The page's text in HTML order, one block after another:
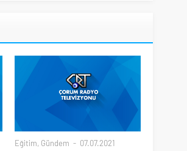
Eğitim, Gündem 07.07.2021